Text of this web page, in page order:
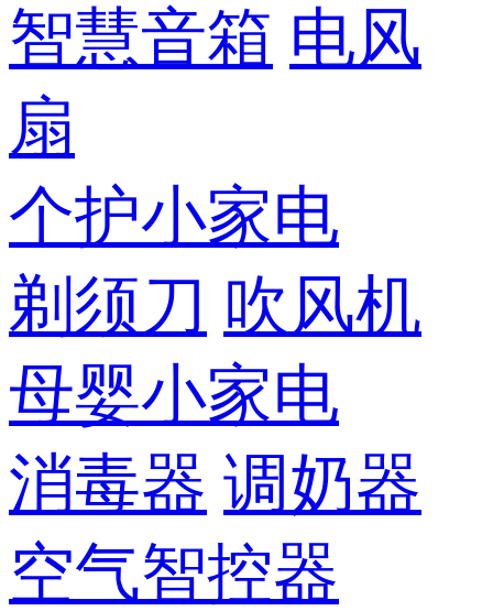
智慧音箱 电风
扇
个护小家电
剃须刀 吹风机
母婴小家电
消毒器 调奶器
空气智控器